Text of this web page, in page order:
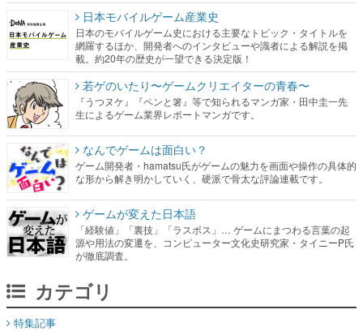
日本モバイルゲーム産業史
日本のモバイルゲーム史における主要なトピック・タイトルを
網羅するほか、開発者へのインタビューや識者による解説を掲
載。約20年の歴史が一望できる決定版！
若ゲのいたり〜ゲームクリエイターの青春〜
『うつヌケ』『ペンと箸』等で知られるマンガ家・田中圭一先
生によるゲーム業界レポートマンガです。
なんでゲームは面白い？
ゲーム開発者・hamatsu氏がゲームの魅力を画面や操作の具体的
な形から解き明かしていく、硬派で骨太な評論連載です。
ゲームが変えた日本語
「経験値」「裏技」「ラスボス」… ゲームにまつわる言葉の起
源や用法の変遷を、コンピューター文化史研究家・タイニーP氏
が徹底調査。
カテゴリ
特集記事